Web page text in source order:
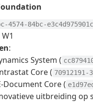
4574-84bc-e3c4d975901c
W1
:
System (
Core ( 70912191-
Document Core (
uitbreiding